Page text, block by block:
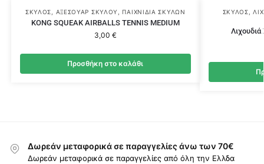
ΣΚΎΛΟΣ ΑΞΕΣΟΥΆΡ ΣΚΎΛΟΥ ΠΑΙΧΝΊΔΙΑ ΣΚΎΛΩΝ
KONG SQUEAK AIRBALLS TENNIS MEDIUM
3,00 €
Προσθήκη στο καλάθι
ΣΚΎΛΟΣ ,
Δωρεάν μεταφορικά σε παραγγελίες άνω των 70€
Δωρεάν μεταφορικά σε παραγγελίες από όλη την Ελλδα